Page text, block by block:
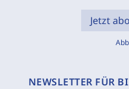
Jetzt
NEWSLETTER FÜR